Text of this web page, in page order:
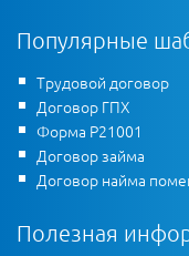
Популярные
Трудовой договор
Договор ГПХ
Форма Р21001
Договор займа
Договор найма
Полезная